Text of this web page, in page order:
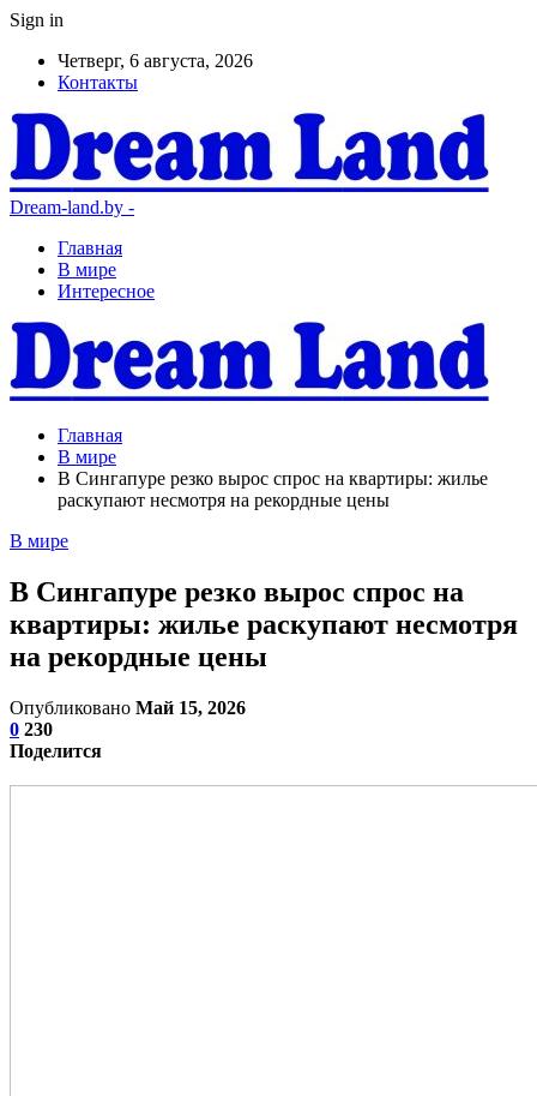
Sign in
Четверг, 6 августа, 2026
Контакты
Dream-land.by -
Главная
В мире
Интересное
Главная
В мире
В Сингапуре резко вырос спрос на квартиры: жилье
раскупают несмотря на рекордные цены
В мире
В Сингапуре резко вырос спрос на
квартиры: жилье раскупают несмотря
на рекордные цены
Опубликовано Май 15, 2026
0 230
Поделится